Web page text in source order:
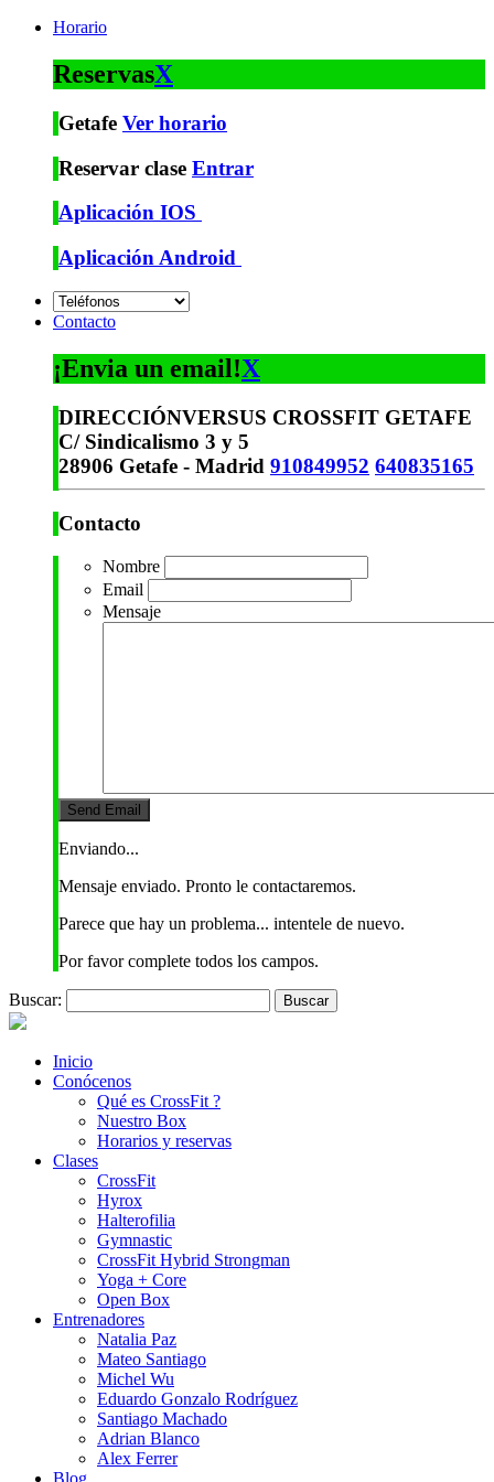
Horario
ReservasX
Getafe Ver horario
Reservar clase Entrar
Aplicación IOS
Aplicación Android
Contacto
¡Envia un email!X
DIRECCIÓNVERSUS CROSSFIT GETAFE
C/ Sindicalismo 3 y 5
28906 Getafe - Madrid 910849952 640835165
Contacto
Nombre
Email
Mensaje
Enviando...
Mensaje enviado. Pronto le contactaremos.
Parece que hay un problema... intentele de nuevo.
Por favor complete todos los campos.
Buscar:
Inicio
Conócenos
Qué es CrossFit ?
Nuestro Box
Horarios y reservas
Clases
CrossFit
Hyrox
Halterofilia
Gymnastic
CrossFit Hybrid Strongman
Yoga + Core
Open Box
Entrenadores
Natalia Paz
Mateo Santiago
Michel Wu
Eduardo Gonzalo Rodríguez
Santiago Machado
Adrian Blanco
Alex Ferrer